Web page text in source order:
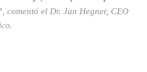
, comentó el Dr. Jan Hegner, CEO